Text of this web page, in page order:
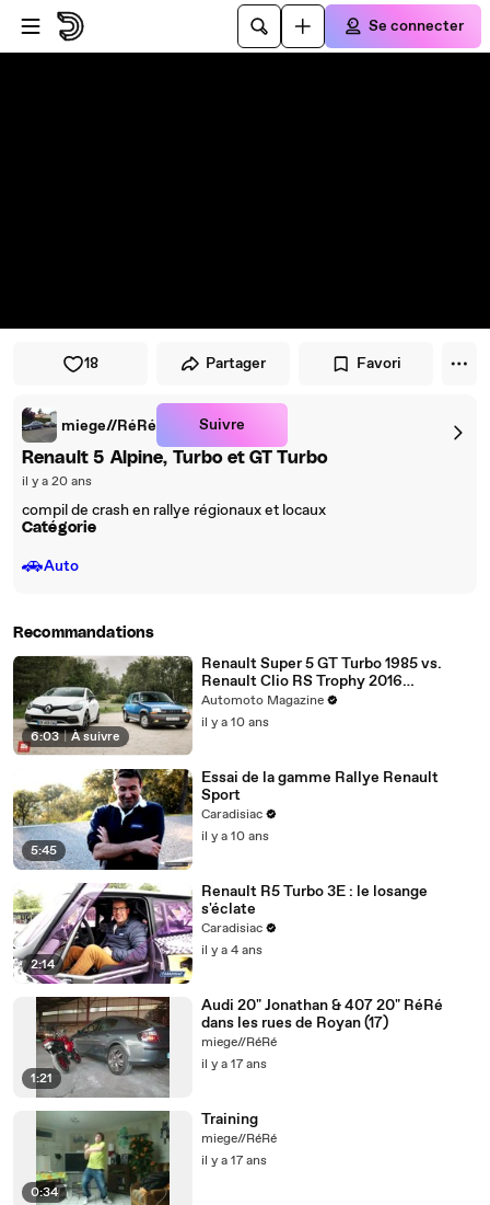
Passer au player
Passer au contenu principal
Se connecter
18 Partager Favori
miege//RéRé Suivre
Renault 5 Alpine, Turbo et GT Turbo
il y a 20 ans
compil de crash en rallye régionaux et locaux
Catégorie
🚗Auto
Recommandations
6:03 | À suivre
Renault Super 5 GT Turbo 1985 vs.
Renault Clio RS Trophy 2016
[COMPARATIF VIDEO] : sous pression
Automoto Magazine
il y a 10 ans
5:45
Essai de la gamme Rallye Renault
Sport
Caradisiac
il y a 10 ans
2:14
Renault R5 Turbo 3E : le losange
s'éclate
Caradisiac
il y a 4 ans
1:21
Audi 20" Jonathan & 407 20" RéRé
dans les rues de Royan (17)
miege//RéRé
il y a 17 ans
0:34
Training
miege//RéRé
il y a 17 ans